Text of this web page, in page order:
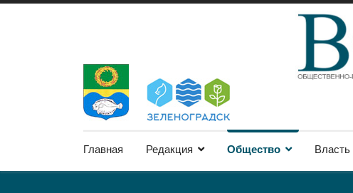
Главная Редакция Общество Власть